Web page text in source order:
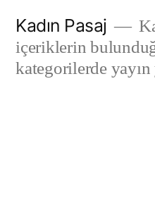
geç
Kadın Pasaj
içeriklerin
kategorilerde